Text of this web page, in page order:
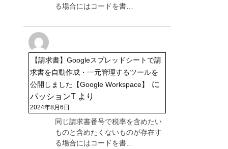
る場合にはコードを書…
【請求書】Googleスプレッドシートで請
求書を自動作成・一元管理するツールを
公開しました【Google Workspace】
に
パッションT より
2024年8月6日
同じ請求書番号で税率を含めたい
ものと含めたくないものが存在す
る場合にはコードを書…